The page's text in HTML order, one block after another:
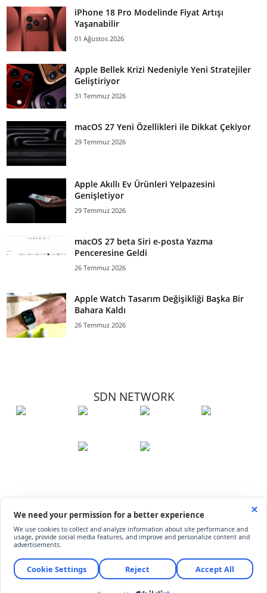
iPhone 18 Pro Modelinde Fiyat Artışı
Yaşanabilir
01 Ağustos 2026
Apple Bellek Krizi Nedeniyle Yeni Stratejiler
Geliştiriyor
31 Temmuz 2026
macOS 27 Yeni Özellikleri ile Dikkat Çekiyor
29 Temmuz 2026
Apple Akıllı Ev Ürünleri Yelpazesini
Genişletiyor
29 Temmuz 2026
macOS 27 beta Siri e-posta Yazma
Penceresine Geldi
26 Temmuz 2026
Apple Watch Tasarım Değişikliği Başka Bir
Bahara Kaldı
26 Temmuz 2026
SDN NETWORK
© ShiftDelete.Net